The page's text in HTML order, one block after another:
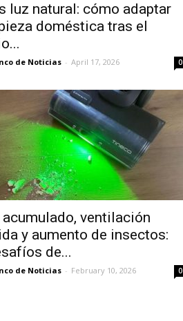
luz natural: cómo adaptar
doméstica tras el
de Noticias - April 17, 2026 0
ventilación
y aumento de insectos:
de...
de Noticias - February 10, 2026 0